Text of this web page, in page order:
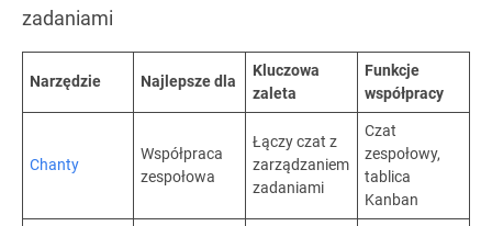
zadaniami
Narzędzie Najlepsze dla
Kluczowa
zaleta
Funkcje
współpracy
Chanty
Współpraca
zespołowa
Łączy czat z
zarządzaniem
zadaniami
Czat
zespołowy,
tablica
Kanban